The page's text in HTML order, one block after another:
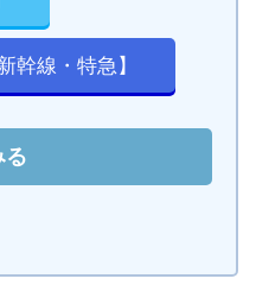
幹線・特急】
る